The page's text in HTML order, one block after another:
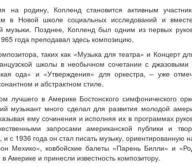
на родину, Копленд становится активным
в Новой школе социальных исследований и
музыки. Позднее, Копленд был одним из первых
года преподавал здесь композицию.
таких как «Музыка для театра» и Концерт
школы в необычном сочетании с
ода» и «Утверждения» для оркестра, – уже
и абстрактном стиле.
лучшего в Америке Бостонского симфонического
музыкант много сделал для развития молодой
ему сочинения и исполняя их в программах
запросами американской публики и
и с 1936 года он стал писать музыку, ориентированную
Мехико», ковбойские балеты «Парень Билли» и
Америке и принесли известность композитору.